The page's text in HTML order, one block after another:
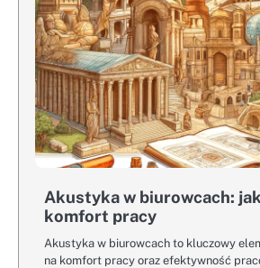
Akustyka w biurowcach:
komfort pracy
Akustyka w biurowcach to kluczowy
na komfort pracy oraz efektywność